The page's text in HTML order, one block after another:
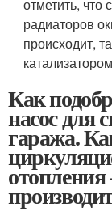
отметить, что
радиаторов
происходит,
Как
насос для
гаража.
отопления